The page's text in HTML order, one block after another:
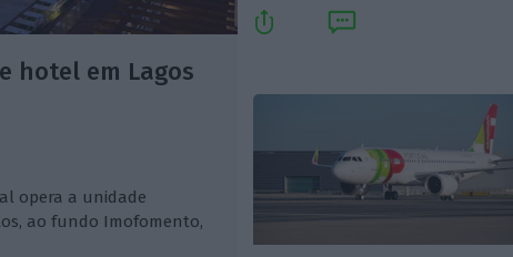
hotel em Lagos
opera a unidade
ao fundo Imofomento,